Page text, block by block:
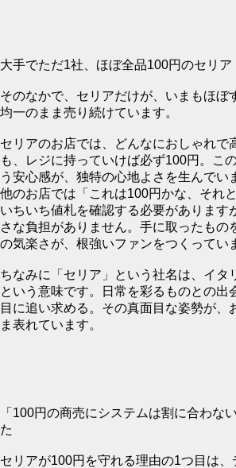
大手でただ1社、ほぼ全品100円のセリア
そのなかで、セリアだけが、いまもほぼ
均一のまま売り続けています。
セリアのお店では、どんなにおしゃれで
も、レジに持っていけば必ず100円。こ
う安心感が、独特の心地よさを生んでい
他のお店では「これは100円かな、それ
いちいち値札を確認する必要があります
さな負担がありません。手に取ったもの
の気楽さが、根強いファンをつくってい
ちなみに「セリア」という社名は、イタ
という意味です。日常を彩るものとの出
目に追い求める。その真面目な姿勢が、
ま表れています。
「100円の商売にシステムは割に合わな
た
セリアが100円を守れる理由の1つ目は、